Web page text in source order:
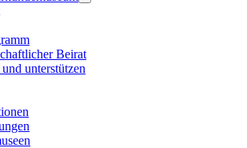
Beirat
unterstützen